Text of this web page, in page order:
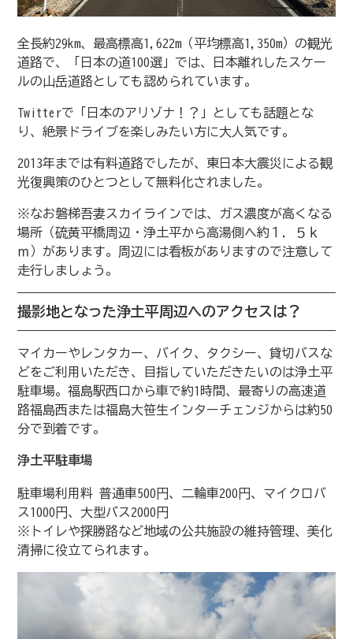
全長約29km、最高標高1,622m（平均標高1,350m）の観光
道路で、「日本の道100選」では、日本離れしたスケー
ルの山岳道路としても認められています。
Twitterで「日本のアリゾナ！？」としても話題とな
り、絶景ドライブを楽しみたい方に大人気です。
2013年までは有料道路でしたが、東日本大震災による観
光復興策のひとつとして無料化されました。
※なお磐梯吾妻スカイラインでは、ガス濃度が高くなる
場所（硫黄平橋周辺・浄土平から高湯側へ約１．５ｋ
ｍ）があります。周辺には看板がありますので注意して
走行しましょう。
撮影地となった浄土平周辺へのアクセスは？
マイカーやレンタカー、バイク、タクシー、貸切バスな
どをご利用いただき、目指していただきたいのは浄土平
駐車場。福島駅西口から車で約1時間、最寄りの高速道
路福島西または福島大笹生インターチェンジからは約50
分で到着です。
浄土平駐車場
駐車場利用料 普通車500円、二輪車200円、マイクロバ
ス1000円、大型バス2000円
※トイレや探勝路など地域の公共施設の維持管理、美化
清掃に役立てられます。